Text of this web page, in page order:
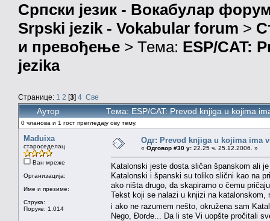
Српски језик - Вокабулар
Srpski jezik - Vokabular forum >
и превођење > Тема: ESP/CAT:
jezika
Странице: 1 2 [3] 4 Све
Аутор Тема: ESP/CAT: Prevod knjiga u kojima
0 чланова и 1 гост прегледају ову тему.
Maduixa
староседелац
Ван мреже
Организација:
Име и презиме:
Струка:
Поруке: 1.014
Одг: Prevod knjiga u kojima ima
« Одговор #30 у: 22.25 ч. 25.12.2006. »
Katalonski jeste dosta sličan španskom ali
Katalonski i španski su toliko slični kao na
ako ništa drugo, da skapiramo o čemu
Tekst koji se nalazi u knjizi na katalonskom,
i ako ne razumem nešto, okružena sam
Nego, Đorđe... Da li ste Vi uopšte pročitali